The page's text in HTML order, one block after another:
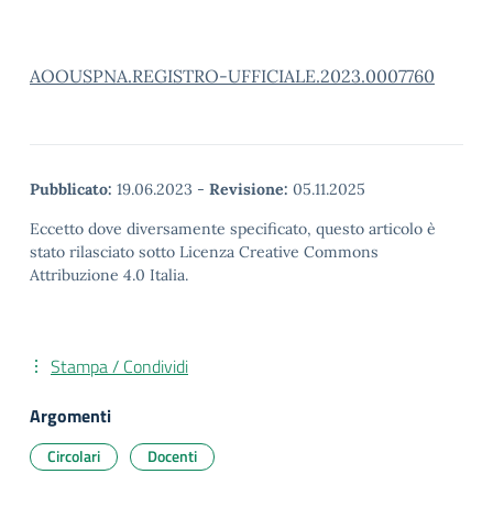
AOOUSPNA.REGISTRO-UFFICIALE.2023.0007760
Pubblicato: 19.06.2023 - Revisione: 05.11.2025
Eccetto dove diversamente specificato, questo articolo è
stato rilasciato sotto Licenza Creative Commons
Attribuzione 4.0 Italia.
Stampa / Condividi
Argomenti
Circolari Docenti